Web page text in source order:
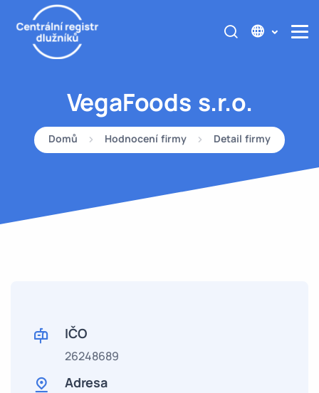
VegaFoods s.r.o.
Domů Hodnocení firmy Detail firmy
IČO
26248689
Adresa